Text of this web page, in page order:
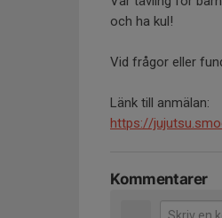
och ha kul!
Vid frågor eller
Länk till anmälan:
https://
Kommentarer